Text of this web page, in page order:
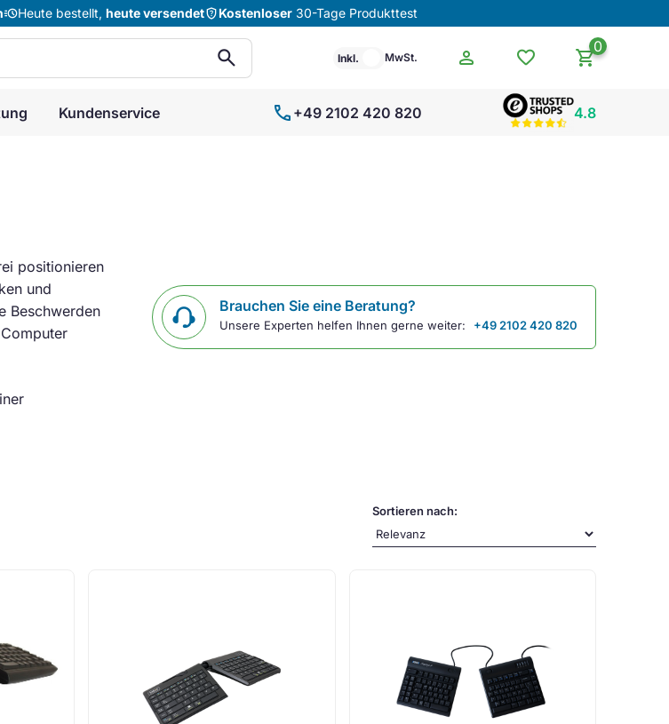
acuteHeute bestellt, heute versendetshield_questionKostenloser 30-Tage Produkttest
search Inkl. MwSt. person favorite 0
shopping_cart
Kundenservice call +49 2102 420 820 4.8
positionieren
und
Beschwerden
Brauchen Sie eine Beratung?
Unsere Experten helfen Ihnen gerne weiter: +49 2102 420 820
Sortieren nach: